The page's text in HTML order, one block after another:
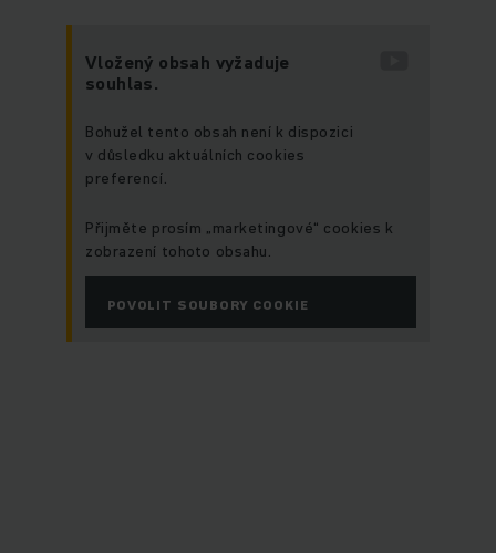
Vložený obsah vyžaduje
souhlas.
Bohužel tento obsah není k dispozici
v důsledku aktuálních cookies
preferencí.
Přijměte prosím „marketingové“ cookies k
zobrazení tohoto obsahu.
POVOLIT SOUBORY COOKIE